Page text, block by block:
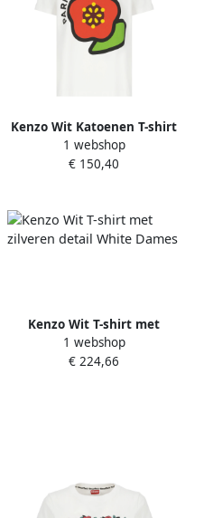
Kenzo Wit Katoenen T-shirt
met Logoprint White Dames
1 webshop
€ 150,40
Kenzo Wit T-shirt met
zilveren detail White Dames
1 webshop
€ 224,66